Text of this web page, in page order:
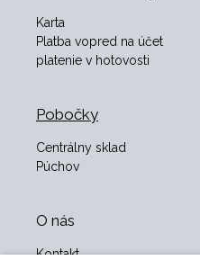
Karta
Platba vopred na účet
platenie v hotovosti
Pobočky
Centrálny sklad
Púchov
O nás
Kontakt